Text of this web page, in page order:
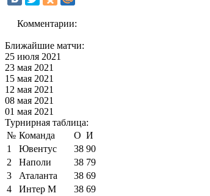
Комментарии:
Ближайшие матчи:
25 июля 2021
23 мая 2021
15 мая 2021
12 мая 2021
08 мая 2021
01 мая 2021
Турнирная таблица:
№ Команда О И
1
Ювентус 38 90
2
Наполи 38 79
3
Аталанта 38 69
4
Интер М 38 69